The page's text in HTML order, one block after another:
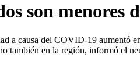
son menores
a causa del COVID-19 aumentó
también en la región, informó el